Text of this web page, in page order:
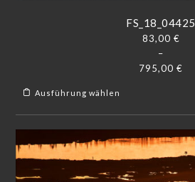
FS_18_04425
83,00 €
–
795,00 €
Ausführung wählen